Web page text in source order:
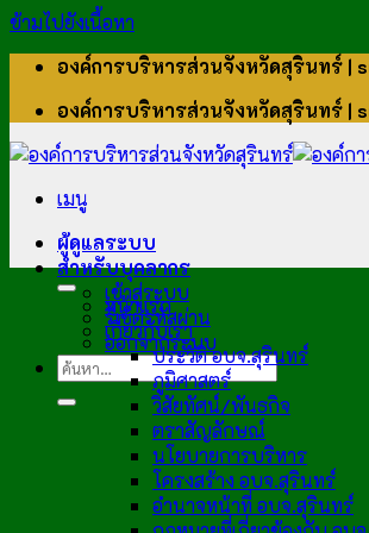
ข้ามไปยังเนื้อหา
องค์การบริหารส่วนจังหวัดสุรินทร์ |
องค์การบริหารส่วนจังหวัดสุรินทร์ |
เมนู
ผู้ดูแลระบบ
สำหรับบุคลากร
เข้าสู่ระบบ
รีเซ็ตรหัสผ่าน
ออกจากระบบ
หน้าแรก
เกี่ยวกับเรา
ประวัติ อบจ.สุรินทร์
ภูมิศาสตร์
วิสัยทัศน์/พันธกิจ
ตราสัญลักษณ์
นโยบายการบริหาร
โครงสร้าง อบจ.สุรินทร์
อำนาจหน้าที่ อบจ.สุรินทร์